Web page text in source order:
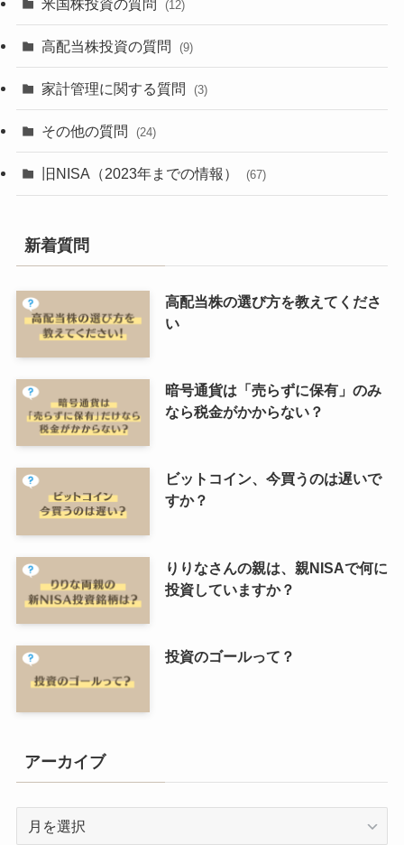
米国株投資の質問 (12)
高配当株投資の質問 (9)
家計管理に関する質問 (3)
その他の質問 (24)
旧NISA（2023年までの情報） (67)
新着質問
高配当株の選び方を教えてくださ
い
暗号通貨は「売らずに保有」のみ
なら税金がかからない？
ビットコイン、今買うのは遅いで
すか？
りりなさんの親は、親NISAで何に
投資していますか？
投資のゴールって？
アーカイブ